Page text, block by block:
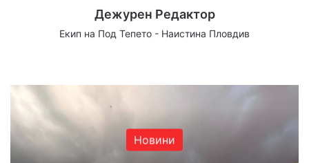
Дежурен Редактор
Екип на Под Тепето - Наистина Пловдив
Новини